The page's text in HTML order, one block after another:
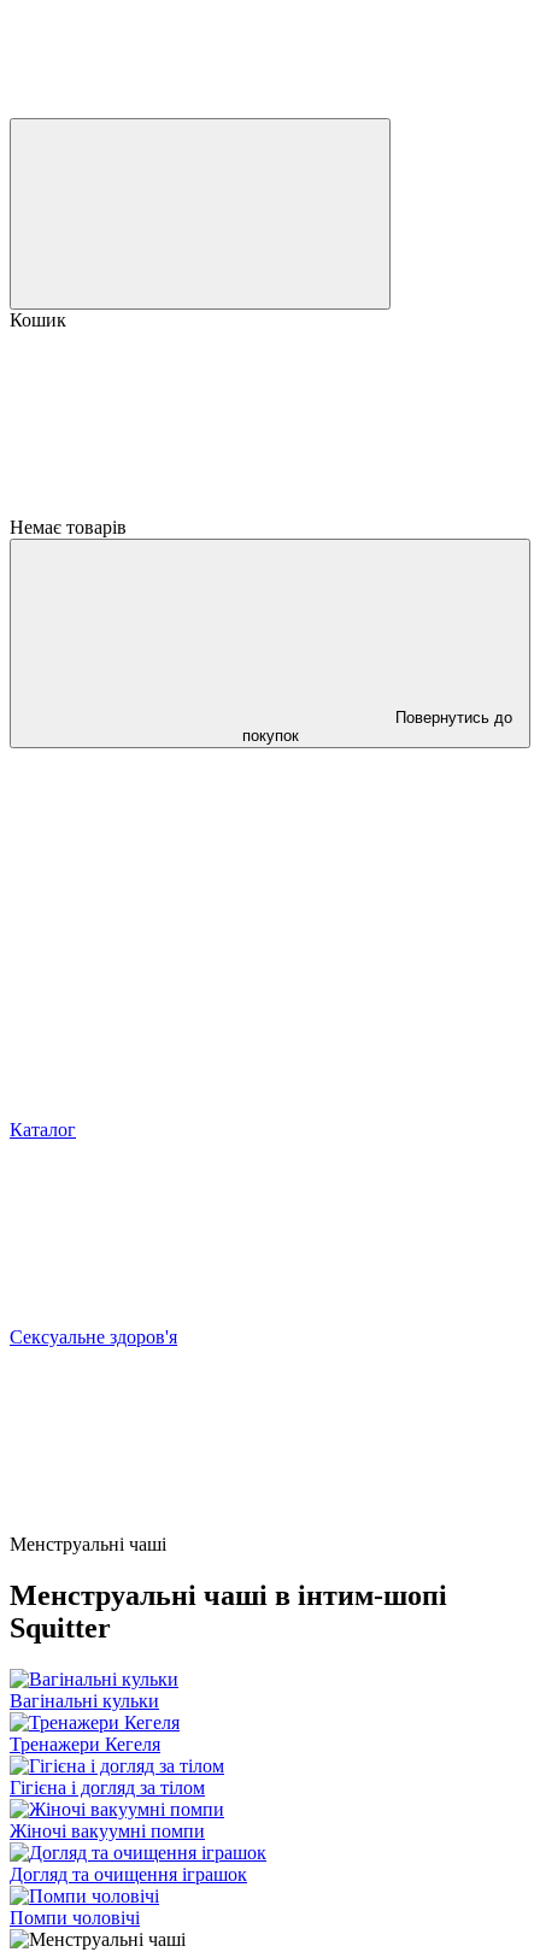
Кошик
Немає товарів
Повернутись до
покупок
Каталог
Сексуальне здоров'я
Менструальні чаші
Менструальні чаші в інтим-шопі
Squitter
Вагінальні кульки
Тренажери Кегеля
Гігієна і догляд за тілом
Жіночі вакуумні помпи
Догляд та очищення іграшок
Помпи чоловічі